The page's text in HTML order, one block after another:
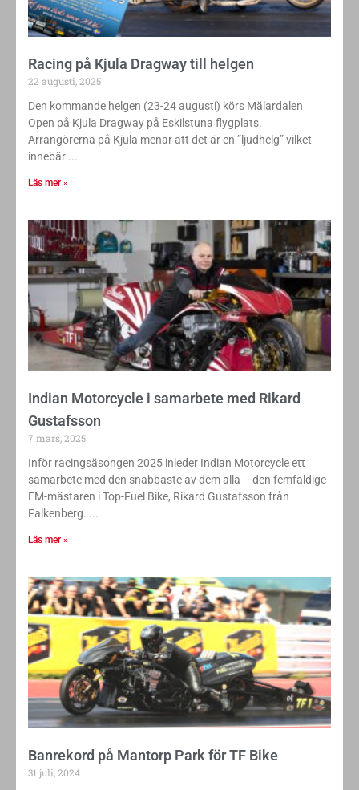
Racing på Kjula Dragway till helgen
22 augusti, 2025
Den kommande helgen (23-24 augusti) körs Mälardalen
Open på Kjula Dragway på Eskilstuna flygplats.
Arrangörerna på Kjula menar att det är en ”ljudhelg” vilket
innebär
Läs mer »
Indian Motorcycle i samarbete med Rikard
Gustafsson
7 mars, 2025
Inför racingsäsongen 2025 inleder Indian Motorcycle ett
samarbete med den snabbaste av dem alla – den femfaldige
EM-mästaren i Top-Fuel Bike, Rikard Gustafsson från
Falkenberg.
Läs mer »
Banrekord på Mantorp Park för TF Bike
31 juli, 2024